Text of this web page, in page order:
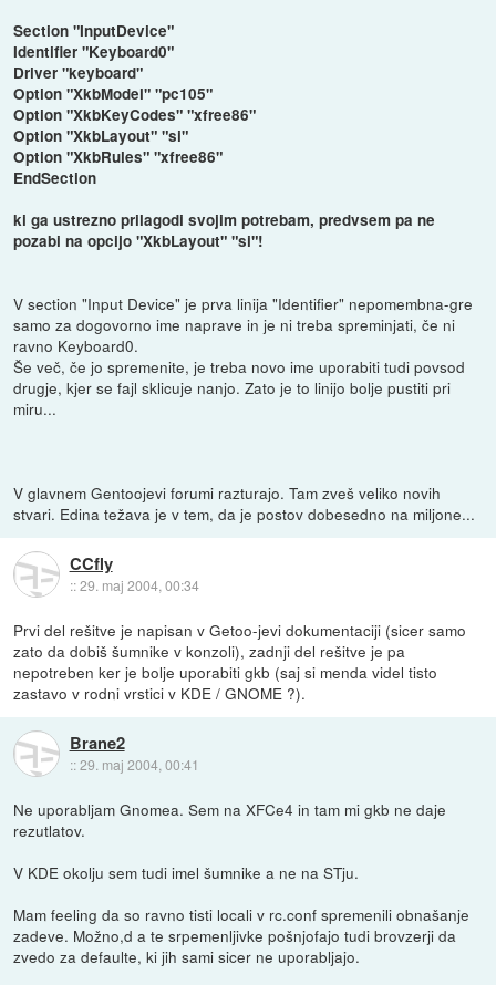
Section "InputDevice"
Identifier "Keyboard0"
Driver "keyboard"
Option "XkbModel" "pc105"
Option "XkbKeyCodes" "xfree86"
Option "XkbLayout" "si"
Option "XkbRules" "xfree86"
EndSection
ki ga ustrezno prilagodi svojim potrebam, predvsem pa ne
pozabi na opcijo "XkbLayout" "si"!
V section "Input Device" je prva linija "Identifier" nepomembna-gre
samo za dogovorno ime naprave in je ni treba spreminjati, če ni
ravno Keyboard0.
Še več, če jo spremenite, je treba novo ime uporabiti tudi povsod
drugje, kjer se fajl sklicuje nanjo. Zato je to linijo bolje pustiti pri
miru...
V glavnem Gentoojevi forumi razturajo. Tam zveš veliko novih
stvari. Edina težava je v tem, da je postov dobesedno na miljone...
CCfly
::29. maj 2004, 00:34
Prvi del rešitve je napisan v Getoo-jevi dokumentaciji (sicer samo
zato da dobiš šumnike v konzoli), zadnji del rešitve je pa
nepotreben ker je bolje uporabiti gkb (saj si menda videl tisto
zastavo v rodni vrstici v KDE / GNOME ?).
Brane2
::29. maj 2004, 00:41
Ne uporabljam Gnomea. Sem na XFCe4 in tam mi gkb ne daje
rezutlatov.
V KDE okolju sem tudi imel šumnike a ne na STju.
Mam feeling da so ravno tisti locali v rc.conf spremenili obnašanje
zadeve. Možno,d a te srpemenljivke pošnjofajo tudi brovzerji da
zvedo za defaulte, ki jih sami sicer ne uporabljajo.